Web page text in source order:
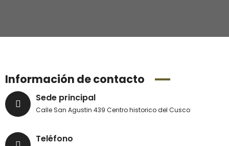
Información de contacto
Sede principal
Calle San Agustin 439 Centro historico del Cusco
Teléfono